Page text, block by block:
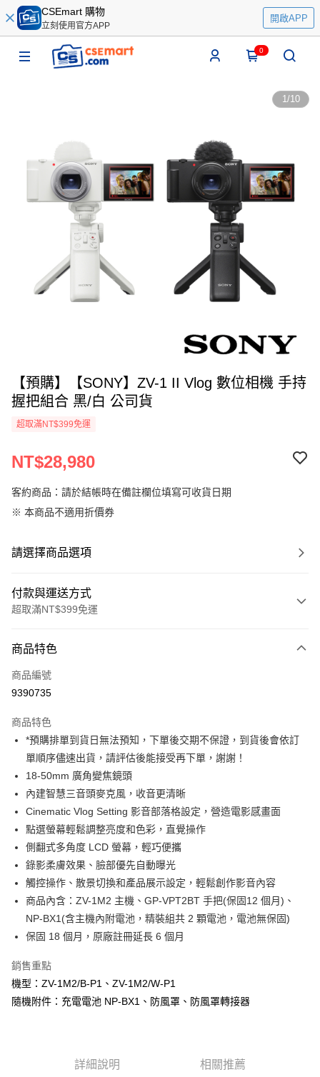
CSEmart 購物
立刻使用官方APP
開啟APP
0
1/10
【預購】【SONY】ZV-1 II Vlog 數位相機 手持
握把組合 黑/白 公司貨
超取滿NT$399免運
NT$28,980
客約商品：請於結帳時在備註欄位填寫可收貨日期
※ 本商品不適用折價券
請選擇商品選項
付款與運送方式
超取滿NT$399免運
信用卡一次付款
信用卡分期付款
合作金庫商業銀行
華南商業銀行
彰化商業銀行
上海商業儲蓄銀行
台北富邦商業銀行
國泰世華商業銀行
臺灣中小企業銀行
台中商業銀行
華泰商業銀行
遠東國際商業銀行
元大商業銀行
永豐商業銀行
玉山商業銀行
星展（台灣）商業銀行
台新國際商業銀行
中國信託商業銀行
台灣樂天信用卡公司
6 期 0 利率 每期
華南商業銀行
彰化商業銀行
上海商業儲蓄銀行
國泰世華商業銀行
兆豐國際商業銀行
臺灣中小企業銀行
台中商業銀行
匯豐（台灣）商業銀行
華泰商業銀行
聯邦商業銀行
遠東國際商業銀行
元大商業銀行
永豐商業銀行
玉山商業銀行
星展（台灣）商業銀行
台新國際商業銀行
中國信託商業銀行
台灣樂天信用卡公司
12 期 0 利率 每期 NT$2,415 21家銀行
合作金庫商業銀行
上海商業儲蓄銀行
台北富邦商業銀行
國泰世華商業銀行
兆豐國際商業銀行
臺灣中小企業銀行
台中商業銀行
匯豐（台灣）商業銀行
華泰商業銀行
聯邦商業銀行
遠東國際商業銀行
元大商業銀行
永豐商業銀行
玉山商業銀行
星展（台灣）商業銀行
台新國際商業銀行
中國信託商業銀行
台灣樂天信用卡公司
超商取貨付款
LINE Pay
Apple Pay
街口支付
悠遊付
Google Pay
全支付
全盈+PAY
AFTEE先享後付
相關說明
１．簡單：不需註冊會員、不需綁卡、不需儲值。
２．便利：只要手機號碼，簡訊認證，即可結帳。
商品特色
商品編號
9390735
商品特色
*預購排單到貨日無法預知，下單後交期不保證，到貨後會依訂
單順序儘速出貨，請評估後能接受再下單，謝謝！
18-50mm 廣角變焦鏡頭
內建智慧三音頭麥克風，收音更清晰
Cinematic Vlog Setting 影音部落格設定，營造電影感畫面
點選螢幕輕鬆調整亮度和色彩，直覺操作
側翻式多角度 LCD 螢幕，輕巧便攜
錄影柔膚效果、臉部優先自動曝光
觸控操作、散景切換和產品展示設定，輕鬆創作影音內容
商品內含：ZV-1M2 主機、GP-VPT2BT 手把(保固12 個月)、
NP-BX1(含主機內附電池，精裝組共 2 顆電池，電池無保固)
保固 18 個月，原廠註冊延長 6 個月
銷售重點
機型：ZV-1M2/B-P1、ZV-1M2/W-P1
隨機附件：充電電池 NP-BX1、防風罩、防風罩轉接器
詳細說明 相關推薦